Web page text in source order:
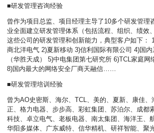
■研发管理咨询经验
曾作为项目总监、项目经理主导了10多个研发管理
业全面建立研发管理体系（包括流程、组织、绩效
这些公司的研发管理和创新能力，典型客户如下：
商北洋电气 2)夏新移动 3)信利国际有限公司 4)国
（华胜天成） 5)中电集团第七研究所 6)TCL家庭网
8)国内最大的网络安全厂商天融信……
■研发管理培训经验
曾为AO史密斯、海尔、TCL、美的、夏新、康佳
正、格力电器、步步高、彩虹集团、苏泊尔、成都
科技、卓立电气、老板电器、南太集团、海洋王、
华阳多媒体、广东威特、信华精机、研祥智能、聚